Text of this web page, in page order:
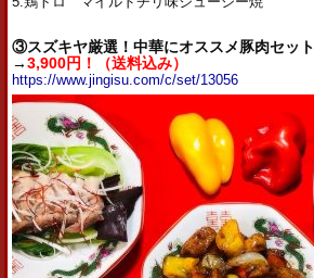
③スズキヤ厳選！中華にオススメ豚肉セット
→3,900円！（送料込み）
https://www.jingisu.com/c/set/13056